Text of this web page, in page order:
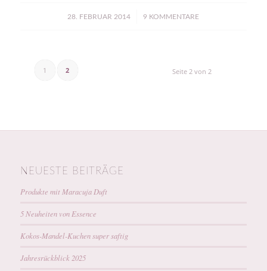
28. FEBRUAR 2014
/ 9 KOMMENTARE
Seite 2 von 2
1 2
NEUESTE BEITRÄGE
Produkte mit Maracuja Duft
5 Neuheiten von Essence
Kokos-Mandel-Kuchen super saftig
Jahresrückblick 2025